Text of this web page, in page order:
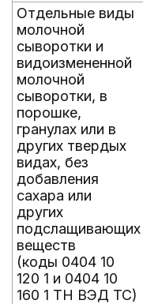
Отдельные виды
молочной
сыворотки и
видоизмененной
молочной
сыворотки, в
порошке,
гранулах или в
других твердых
видах, без
добавления
сахара или
других
подслащивающих
веществ
(коды 0404 10
120 1 и 0404 10
160 1 ТН ВЭД ТС)